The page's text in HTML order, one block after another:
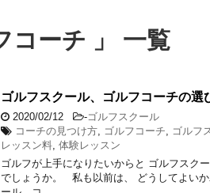
コーチ 」 一覧
ゴルフスクール、ゴルフコーチの選
2020/02/12 -ゴルフスクール
コーチの見つけ方, ゴルフコーチ, ゴルフ
レッスン料, 体験レッスン
ゴルフが上手になりたいからと ゴルフスク
でしょうか。 私も以前は、 どうしてよい